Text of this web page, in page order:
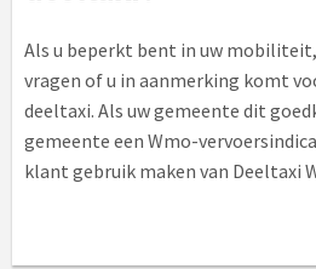
Als u beperkt bent in uw
vragen of u in aanmerking komt
deeltaxi. Als uw gemeente dit
gemeente een Wmo-
klant gebruik maken van Deeltaxi